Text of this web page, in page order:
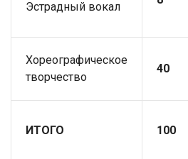
Эстрадный вокал
Хореографическое
творчество
40
ИТОГО 100